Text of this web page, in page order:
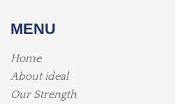
MENU
Home
About ideal
Our Strength